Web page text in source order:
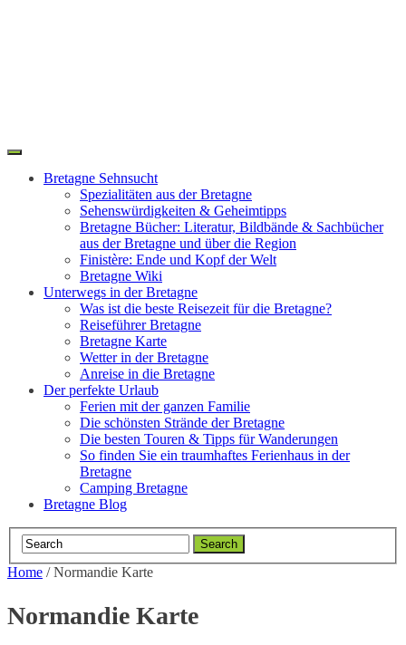
Toggle
navigationBretagne Sehnsucht
Spezialitäten aus der Bretagne
Sehenswürdigkeiten & Geheimtipps
Bretagne Bücher: Literatur, Bildbände & Sachbücher
aus der Bretagne und über die Region
Finistère: Ende und Kopf der Welt
Bretagne Wiki
Unterwegs in der Bretagne
Was ist die beste Reisezeit für die Bretagne?
Reiseführer Bretagne
Bretagne Karte
Wetter in der Bretagne
Anreise in die Bretagne
Der perfekte Urlaub
Ferien mit der ganzen Familie
Die schönsten Strände der Bretagne
Die besten Touren & Tipps für Wanderungen
So finden Sie ein traumhaftes Ferienhaus in der
Bretagne
Camping Bretagne
Bretagne Blog
Home /Normandie Karte
Normandie Karte